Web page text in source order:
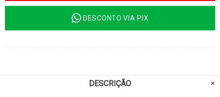
DESCONTO VIA PIX
DESCRIÇÃO